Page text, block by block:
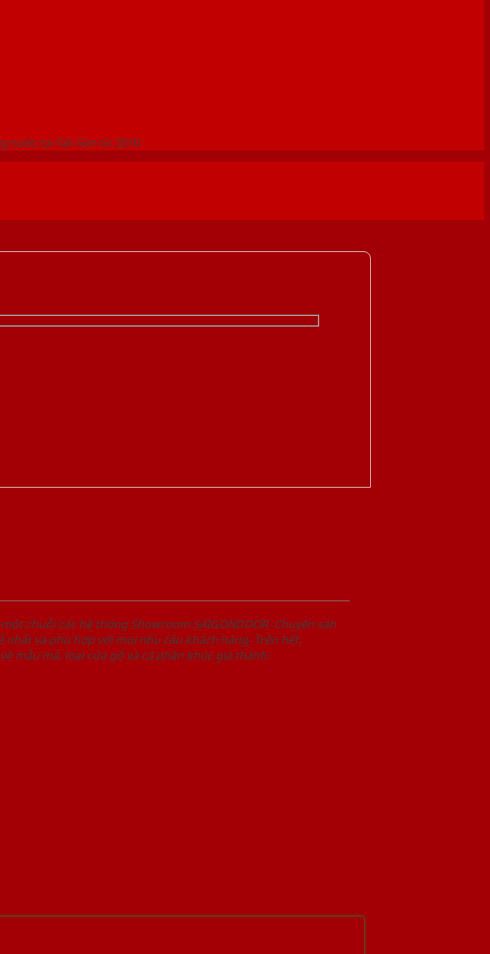
nước tại Sài Gòn từ 2010
chuỗi các hệ thống Showroom SAIGONDOOR. Chuyên sản
và phù hợp với mọi nhu cầu khách hàng. Trên hết,
mẫu mã, loại cửa gỗ và cả phân khúc giá thành.